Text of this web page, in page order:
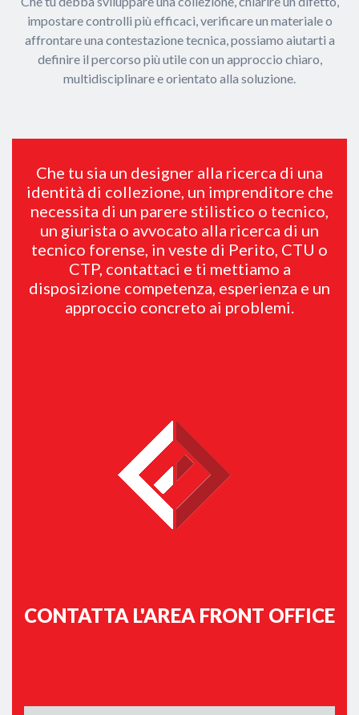
impostare controlli più efficaci, verificare un materiale o
affrontare una contestazione tecnica, possiamo aiutarti a
definire il percorso più utile con un approccio chiaro,
multidisciplinare e orientato alla soluzione.
Che tu sia un designer alla ricerca di una
identità di collezione, un imprenditore che
necessita di un parere stilistico o tecnico,
un giurista o avvocato alla ricerca di un
tecnico forense, in veste di Perito, CTU o
CTP, contattaci e ti mettiamo a
disposizione competenza, esperienza e un
approccio concreto ai problemi.
CONTATTA L'AREA FRONT OFFICE